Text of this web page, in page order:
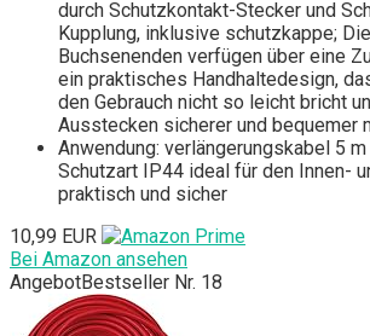
durch Schutzkontakt-Stecker und
Kupplung, inklusive schutzkappe;
Buchsenenden verfügen über eine
ein praktisches Handhaltedesign,
den Gebrauch nicht so leicht bricht
Ausstecken sicherer und bequemer
Anwendung: verlängerungskabel 5
Schutzart IP44 ideal für den Innen-
praktisch und sicher
10,99 EUR
Bei Amazon ansehen
AngebotBestseller Nr. 18